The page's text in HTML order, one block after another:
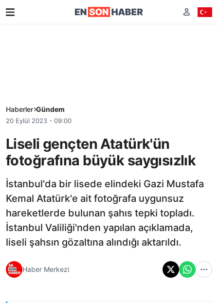
Haberler Gündem
20 Eylül 2023 - 09:00
Liseli gençten Atatürk'ün
fotoğrafına büyük saygısızlık
İstanbul'da bir lisede elindeki Gazi Mustafa
Kemal Atatürk'e ait fotoğrafa uygunsuz
hareketlerde bulunan şahıs tepki topladı.
İstanbul Valiliği'nden yapılan açıklamada,
liseli şahsın gözaltına alındığı aktarıldı.
Haber Merkezi